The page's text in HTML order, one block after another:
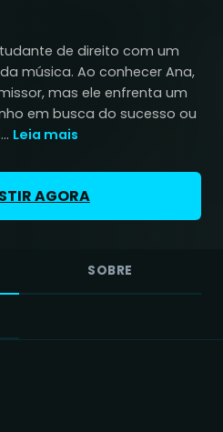
de direito com um
música. Ao conhecer Ana,
mas ele enfrenta um
em busca do sucesso ou
Leia mais
AGORA
SOBRE